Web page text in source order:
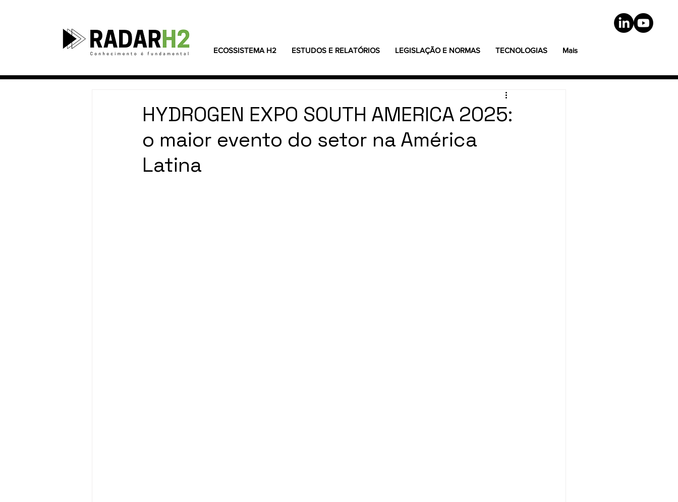
ECOSSISTEMA H2 ESTUDOS E RELATÓRIOS LEGISLAÇÃO E NORMAS TECNOLOGIAS Mais
HYDROGEN EXPO SOUTH AMERICA 2025:
o maior evento do setor na América
Latina